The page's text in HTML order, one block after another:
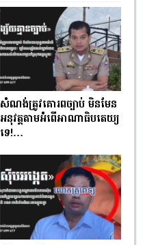
សំណង់ត្រូវគោរពច្បាប់ មិនមែន
អនុវត្តតាមអំពើអាណាធិបតេយ្យ
ទេ!…